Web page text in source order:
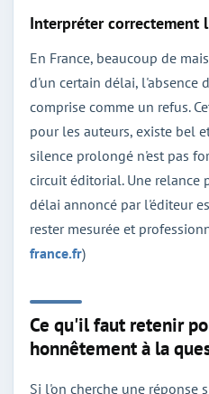
Interpréter correctement
En France, beaucoup de
d'un certain délai, l'absence
comprise comme un refus.
pour les auteurs, existe bel
silence prolongé n'est pas
circuit éditorial. Une relance
délai annoncé par l'éditeur
rester mesurée et
france.fr)
Ce qu'il faut retenir
honnêtement à la
Si l'on cherche une réponse